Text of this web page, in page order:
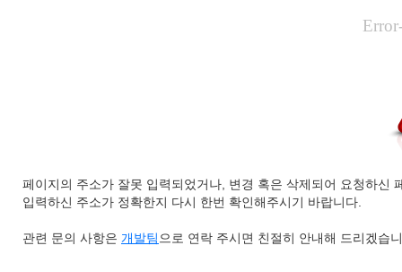
페이지의 주소가 잘못 입력되었거나, 변경 혹은 삭제되어 요청하신
입력하신 주소가 정확한지 다시 한번 확인해주시기 바랍니다.
관련 문의 사항은 개발팀 으로 연락 주시면 친절히 안내해 드리겠습